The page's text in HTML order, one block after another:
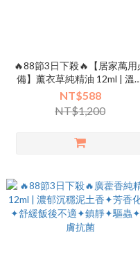
🔥88節3日下殺🔥【居家萬用
備】薰衣草純精油 12ml | 溫
帶甜草脂香✦萬用✦放鬆好眠✦
防蚊驅蟲✦去霉味
NT$588
NT$1,200